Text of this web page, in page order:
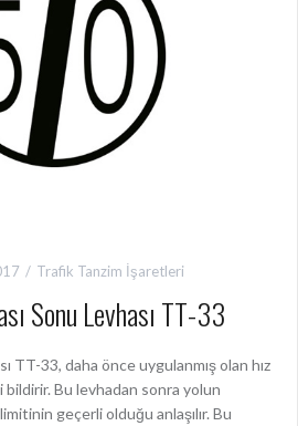
Trafik Tanzim İşaretleri
Sonu Levhası TT-33
TT-33, daha önce uygulanmış olan hız
bildirir. Bu levhadan sonra yolun
geçerli olduğu anlaşılır. Bu